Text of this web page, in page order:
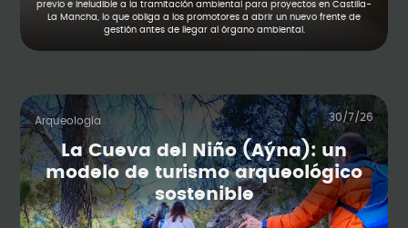
previo e ineludible a la tramitación ambiental para proyectos en Castilla-
La Mancha, lo que obliga a los promotores a abrir un nuevo frente de
gestión antes de llegar al órgano ambiental.
Arqueología 30/7/26
La Cueva del Niño (Aýna): un
modelo de turismo arqueológico
sostenible